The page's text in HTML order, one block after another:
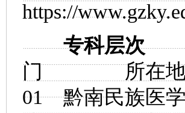
https://
专科层次
门 所
01黔南民族医